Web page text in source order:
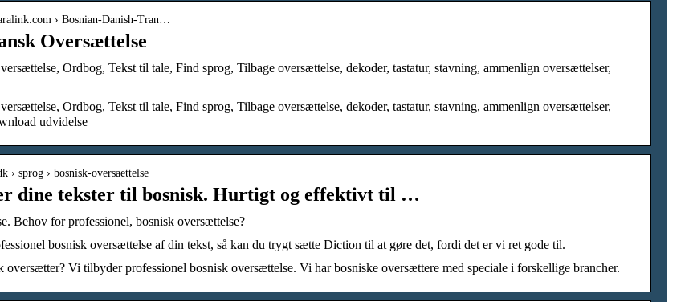
› Bosnian-Danish-Tran…
Oversættelse
Ordbog, Tekst til tale, Find sprog, Tilbage oversættelse, dekoder, tastatur, stavning, ammenlign oversættelser,
Ordbog, Tekst til tale, Find sprog, Tilbage oversættelse, dekoder, tastatur, stavning, ammenlign oversættelser,
udvidelse
› sprog › bosnisk-oversaettelse
dine tekster til bosnisk. Hurtigt og effektivt til …
Behov for professionel, bosnisk oversættelse?
bosnisk oversættelse af din tekst, så kan du trygt sætte Diction til at gøre det, fordi det er vi ret gode til.
oversætter? Vi tilbyder professionel bosnisk oversættelse. Vi har bosniske oversættere med speciale i forskellige brancher.